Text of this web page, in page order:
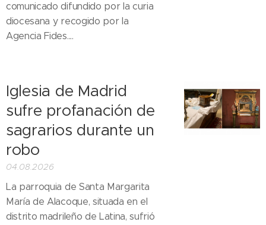
comunicado difundido por la curia
diocesana y recogido por la
Agencia Fides....
Iglesia de Madrid
sufre profanación de
sagrarios durante un
robo
04.08.2026
La parroquia de Santa Margarita
María de Alacoque, situada en el
distrito madrileño de Latina, sufrió